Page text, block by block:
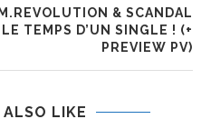
& SCANDAL
TEMPS D’UN SINGLE ! (+
PREVIEW PV)
ALSO LIKE